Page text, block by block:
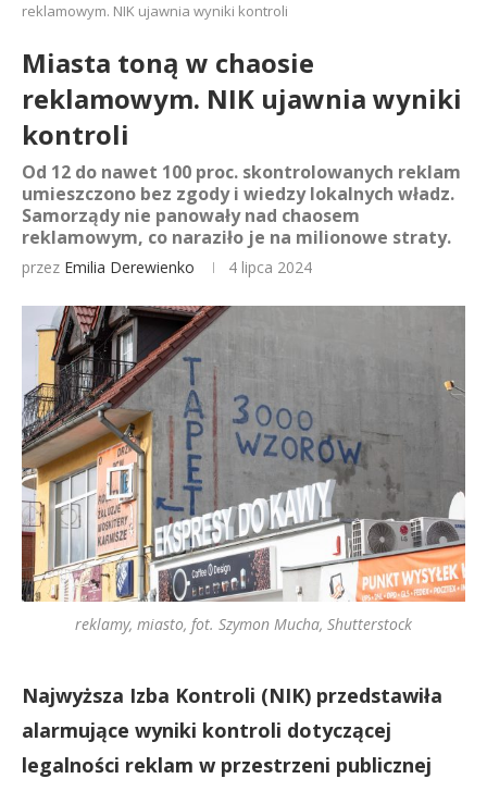
reklamowym. NIK ujawnia wyniki kontroli
Miasta toną w chaosie
reklamowym. NIK ujawnia wyniki
kontroli
Od 12 do nawet 100 proc. skontrolowanych reklam
umieszczono bez zgody i wiedzy lokalnych władz.
Samorządy nie panowały nad chaosem
reklamowym, co naraziło je na milionowe straty.
przez Emilia Derewienko 4 lipca 2024
reklamy, miasto, fot. Szymon Mucha, Shutterstock
Najwyższa Izba Kontroli (NIK) przedstawiła
alarmujące wyniki kontroli dotyczącej
legalności reklam w przestrzeni publicznej